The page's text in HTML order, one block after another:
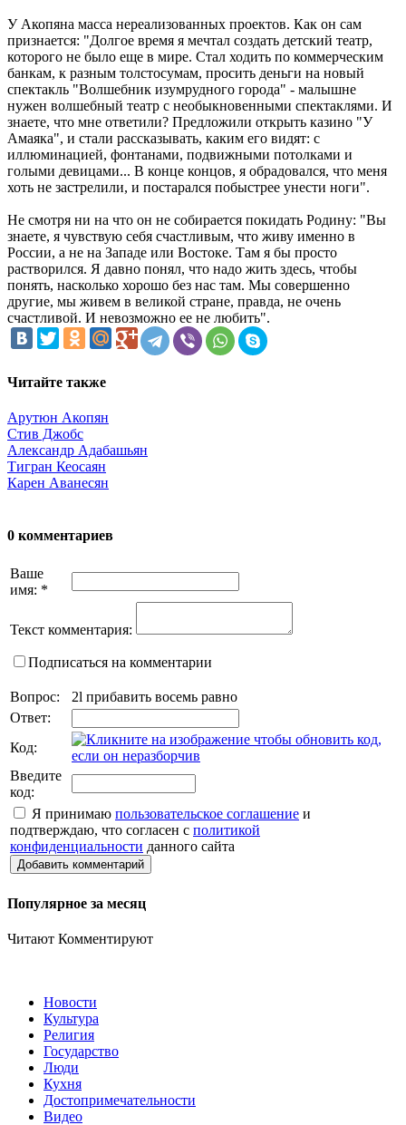
У Акопяна масса нереализованных проектов. Как он сам
признается: "Долгое время я мечтал создать детский театр,
которого не было еще в мире. Стал ходить по коммерческим
банкам, к разным толстосумам, просить деньги на новый
спектакль "Волшебник изумрудного города" - малышне
нужен волшебный театр с необыкновенными спектаклями. И
знаете, что мне ответили? Предложили открыть казино "У
Амаяка", и стали рассказывать, каким его видят: с
иллюминацией, фонтанами, подвижными потолками и
голыми девицами... В конце концов, я обрадовался, что меня
хоть не застрелили, и постарался побыстрее унести ноги".
Не смотря ни на что он не собирается покидать Родину: "Вы
знаете, я чувствую себя счастливым, что живу именно в
России, а не на Западе или Востоке. Там я бы просто
растворился. Я давно понял, что надо жить здесь, чтобы
понять, насколько хорошо без нас там. Мы совершенно
другие, мы живем в великой стране, правда, не очень
счастливой. И невозможно ее не любить".
Читайте также
Арутюн Акопян
Стив Джобс
Александр Адабашьян
Тигран Кеосаян
Карен Аванесян
0 комментариев
Ваше
имя: *
Текст комментария:
Подписаться на комментарии
Вопрос:
2l прибавить восемь равно
Ответ:
Код:
Введите
код:
Я принимаю пользовательское соглашение и
подтверждаю, что согласен с политикой
конфиденциальности данного сайта
Добавить комментарий
Популярное за месяц
Читают Комментируют
Новости
Культура
Религия
Государство
Люди
Кухня
Достопримечательности
Видео